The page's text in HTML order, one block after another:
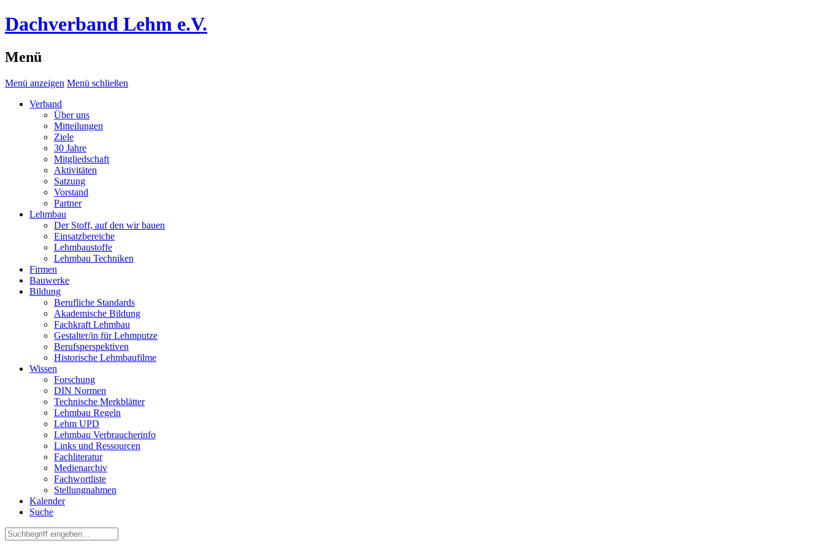
Dachverband Lehm e.V.
Menü
Menü anzeigen Menü schließen
Verband
Über uns
Mitteilungen
Ziele
30 Jahre
Mitgliedschaft
Aktivitäten
Satzung
Vorstand
Partner
Lehmbau
Der Stoff, auf den wir bauen
Einsatzbereiche
Lehmbaustoffe
Lehmbau Techniken
Firmen
Bauwerke
Bildung
Berufliche Standards
Akademische Bildung
Fachkraft Lehmbau
Gestalter/in für Lehmputze
Berufsperspektiven
Historische Lehmbaufilme
Wissen
Forschung
DIN Normen
Technische Merkblätter
Lehmbau Regeln
Lehm UPD
Lehmbau Verbraucherinfo
Links und Ressourcen
Fachliteratur
Medienarchiv
Fachwortliste
Stellungnahmen
Kalender
Suche